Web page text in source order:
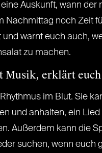
Auskunft, wann der
Nachmittag noch Zeit
und warnt euch auch,
zu machen.
Musik, erklärt
im Blut. Sie
und anhalten, ein
Außerdem kann die
suchen, wenn euch